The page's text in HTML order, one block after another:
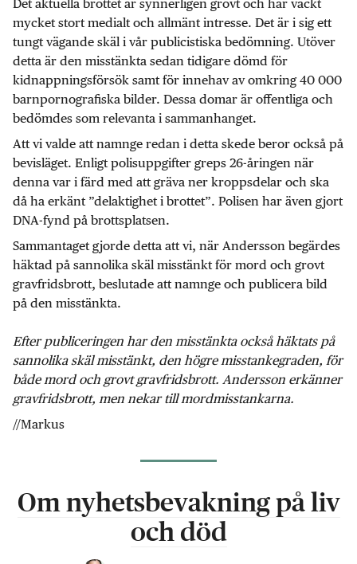
Det aktuella brottet är synnerligen grovt och har väckt
mycket stort medialt och allmänt intresse. Det är i sig ett
tungt vägande skäl i vår publicistiska bedömning. Utöver
detta är den misstänkta sedan tidigare dömd för
kidnappningsförsök samt för innehav av omkring 40 000
barnpornografiska bilder. Dessa domar är offentliga och
bedömdes som relevanta i sammanhanget.
Att vi valde att namnge redan i detta skede beror också på
bevisläget. Enligt polisuppgifter greps 26-åringen när
denna var i färd med att gräva ner kroppsdelar och ska
då ha erkänt ”delaktighet i brottet”. Polisen har även gjort
DNA-fynd på brottsplatsen.
Sammantaget gjorde detta att vi, när Andersson begärdes
häktad på sannolika skäl misstänkt för mord och grovt
gravfridsbrott, beslutade att namnge och publicera bild
på den misstänkta.
Efter publiceringen har den misstänkta också häktats på
sannolika skäl misstänkt, den högre misstankegraden, för
både mord och grovt gravfridsbrott. Andersson erkänner
gravfridsbrott, men nekar till mordmisstankarna.
//Markus
Om nyhetsbevakning på liv
och död